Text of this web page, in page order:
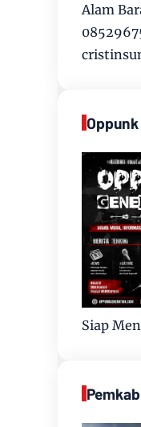
Alam
Siap